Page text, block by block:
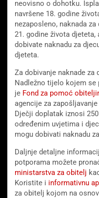
neovisno o dohotku.
navršene 18. godine
nezaposleno, naknada
21. godine života
dobivate naknadu za
djeteta.
Za dobivanje naknade za
Nadležno tijelo kojem se
je Fond za pomoć
agencije za
Dječji doplatak iznosi
određenim uvjetima i
mogu dobivati naknadu
Daljnje detaljne
potporama možete
ministarstva za obitelj
Koristite i informativnu
za obitelj kojom na